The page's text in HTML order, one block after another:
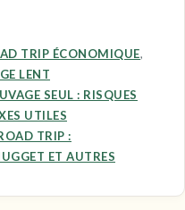
TRIP ÉCONOMIQUE,
LENT
SEUL : RISQUES
UTILES
TRIP :
ET AUTRES